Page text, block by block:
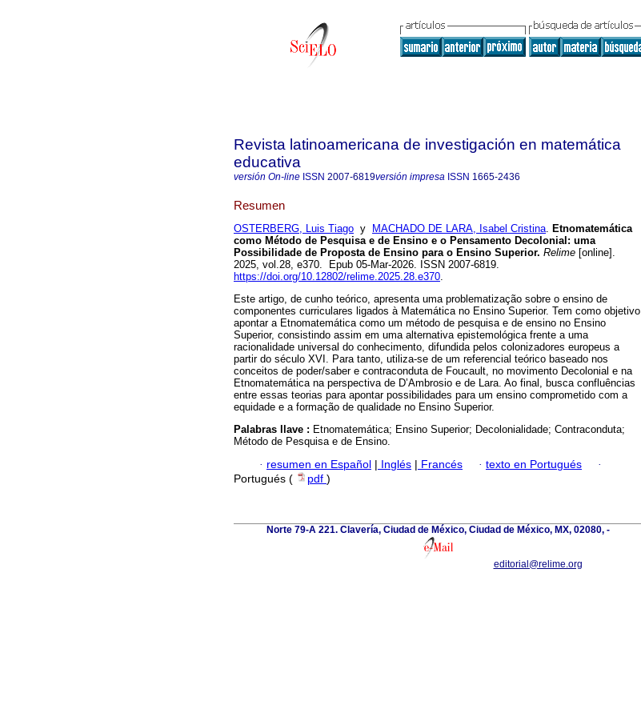
Revista latinoamericana de investigación en matemática
educativa
versión On-line ISSN 2007-6819versión impresa ISSN 1665-2436
Resumen
OSTERBERG, Luis Tiago y MACHADO DE LARA, Isabel Cristina. Etnomatemática
como Método de Pesquisa e de Ensino e o Pensamento Decolonial: uma
Possibilidade de Proposta de Ensino para o Ensino Superior. Relime [online].
2025, vol.28, e370. Epub 05-Mar-2026. ISSN 2007-6819.
https://doi.org/10.12802/relime.2025.28.e370.
Este artigo, de cunho teórico, apresenta uma problematização sobre o ensino de
componentes curriculares ligados à Matemática no Ensino Superior. Tem como objetivo
apontar a Etnomatemática como um método de pesquisa e de ensino no Ensino
Superior, consistindo assim em uma alternativa epistemológica frente a uma
racionalidade universal do conhecimento, difundida pelos colonizadores europeus a
partir do século XVI. Para tanto, utiliza-se de um referencial teórico baseado nos
conceitos de poder/saber e contraconduta de Foucault, no movimento Decolonial e na
Etnomatemática na perspectiva de D’Ambrosio e de Lara. Ao final, busca confluências
entre essas teorias para apontar possibilidades para um ensino comprometido com a
equidade e a formação de qualidade no Ensino Superior.
Palabras llave : Etnomatemática; Ensino Superior; Decolonialidade; Contraconduta;
Método de Pesquisa e de Ensino.
· resumen en Español | Inglés | Francés · texto en Portugués
·
Portugués (
pdf )
Norte 79-A 221. Clavería, Ciudad de México, Ciudad de México, MX, 02080, -
editorial@relime.org